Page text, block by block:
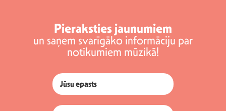
Pieraksties jaunumiem
un saņem svarīgāko informāciju par
notikumiem mūzikā!